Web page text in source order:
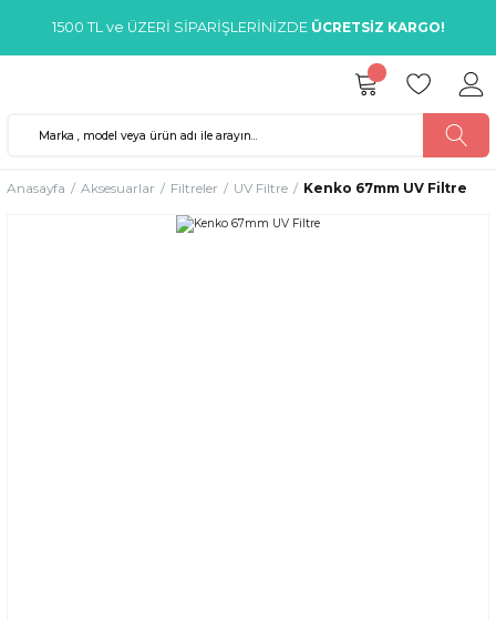
1500 TL ve ÜZERİ SİPARİŞLERİNİZDE ÜCRETSİZ KARGO!
Anasayfa Aksesuarlar Filtreler UV Filtre Kenko 67mm UV Filtre